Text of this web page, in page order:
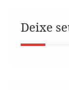
Deixe